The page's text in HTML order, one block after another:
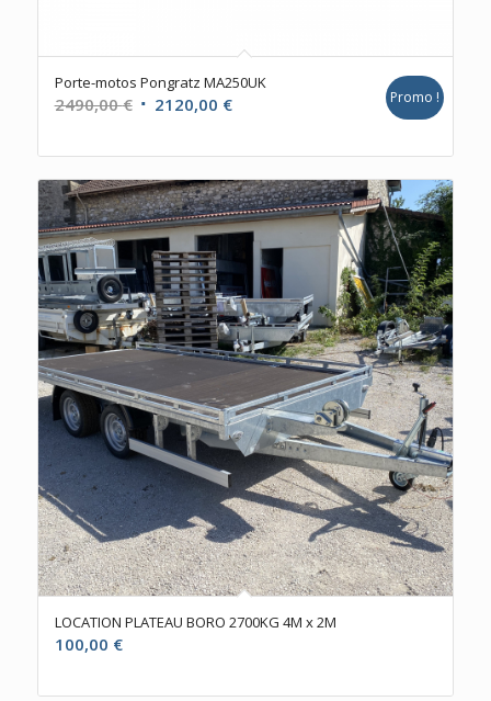
Porte-motos Pongratz MA250UK
2490,00€ Le
initial
était :
2490,00 €.
2120,00 €Le
actuel
est :
2120,00 €.
Promo !
LOCATION PLATEAU BORO 2700KG 4M x 2M
100,00 €